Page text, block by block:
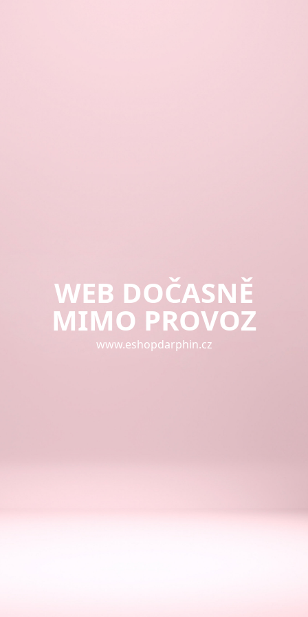
WEB DOČASNĚ
MIMO PROVOZ
www.eshopdarphin.cz